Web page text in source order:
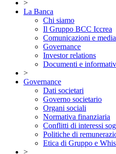
>
La Banca
Chi siamo
Il Gruppo BCC Iccrea
Comunicazioni e media
Governance
Investor relations
Documenti e
>
Governance
Dati societari
Governo societario
Organi sociali
Normativa finanziaria
Conflitti di interessi
Politiche di
Etica di Gruppo e
>